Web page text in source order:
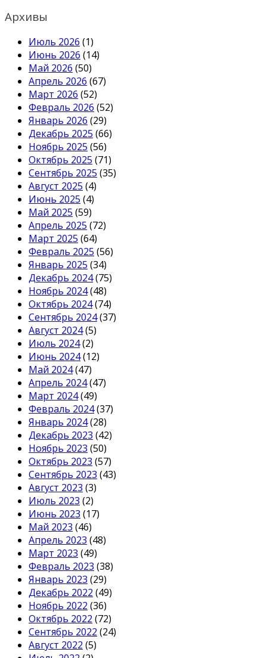
Архивы
Июль 2026 (1)
Июнь 2026 (14)
Май 2026 (50)
Апрель 2026 (67)
Март 2026 (52)
Февраль 2026 (52)
Январь 2026 (29)
Декабрь 2025 (66)
Ноябрь 2025 (56)
Октябрь 2025 (71)
Сентябрь 2025 (35)
Август 2025 (4)
Июнь 2025 (4)
Май 2025 (59)
Апрель 2025 (72)
Март 2025 (64)
Февраль 2025 (56)
Январь 2025 (34)
Декабрь 2024(75)
Ноябрь 2024(48)
Октябрь 2024(74)
Сентябрь 2024(37)
Август 2024(5)
Июль 2024(2)
Июнь 2024(12)
Май 2024(47)
Апрель 2024(47)
Март 2024(49)
Февраль 2024(37)
Январь 2024(28)
Декабрь 2023 (42)
Ноябрь 2023 (50)
Октябрь 2023 (57)
Сентябрь 2023 (43)
Август 2023 (3)
Июль 2023 (2)
Июнь 2023 (17)
Май 2023 (46)
Апрель 2023 (48)
Март 2023 (49)
Февраль 2023 (38)
Январь 2023 (29)
Декабрь 2022 (49)
Ноябрь 2022 (36)
Октябрь 2022 (72)
Сентябрь 2022 (24)
Август 2022 (5)